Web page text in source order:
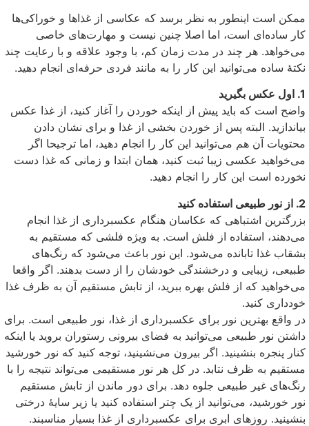
ممکن است اینطور به نظر برسد که عکاسی از غذاها و خوراکی‌ها
کار ساده‌ای است، اما اصلا چنین نیست و مهارت‌های خاصی
می‌خواهد. هر چند در مدت زمان کم، با وجود علاقه و با رعایت چند
نکتهٔ ساده می‌توانید این کار را به مانند فردی حرفه‌ای انجام دهید.
1. اول عکس بگیرید
واضح است که باید پیش از اینکه خوردن را آغاز کنید، از غذا عکس
بیاندازید. البته پس از خوردن بخشی از غذا و برای نشان دادن
محتویات آن هم می‌توانید این کار را انجام دهید، اما ترجیحا اگر
می‌خواهید عکسی زیبا ثبت کنید، همان ابتدا و زمانی که غذا دست
نخورده است این کار را انجام دهید.
2. از نور طبیعی استفاده کنید
بزرگترین اشتباهی که عکاسان هنگام عکسبرداری از غذا انجام
می‌دهند، استفاده از فلش است. به ویژه فلشی که مستقیم به
بشقاب غذا تابانده می‌شود. این نور باعث می‌شود که رنگ‌های
طبیعی، زیبایی و درخشندگی خودشان را از دست بدهند. اگر واقعا
می‌خواهید که از فلش بهره ببرید، از تابش مستقیم آن به ظرف غذا
خودداری کنید.
در واقع بهترین نور برای عکسبرداری از غذا، نور طبیعی است. برای
داشتن نور طبیعی می‌توانید به فضای بیرونی رستوران بروید یا اینکه
کنار پنجره بنشینید. اگر بیرون می‌نشینید، توجه کنید که نور خورشید
مستقیم به ظرف نتابد. در کل هر نور مستقیمی می‌تواند نتیجه را با
رنگ‌های غیر طبیعی جلوه دهد. برای دور ماندن از تابش مستقیم
نور خورشید، می‌توانید از یک چتر استفاده کنید یا زیر سایهٔ درختی
بنشینید. روزهای ابری برای عکسبرداری از غذا بسیار مناسبند.